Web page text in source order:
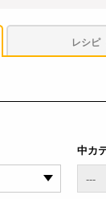
レシピ
中カ